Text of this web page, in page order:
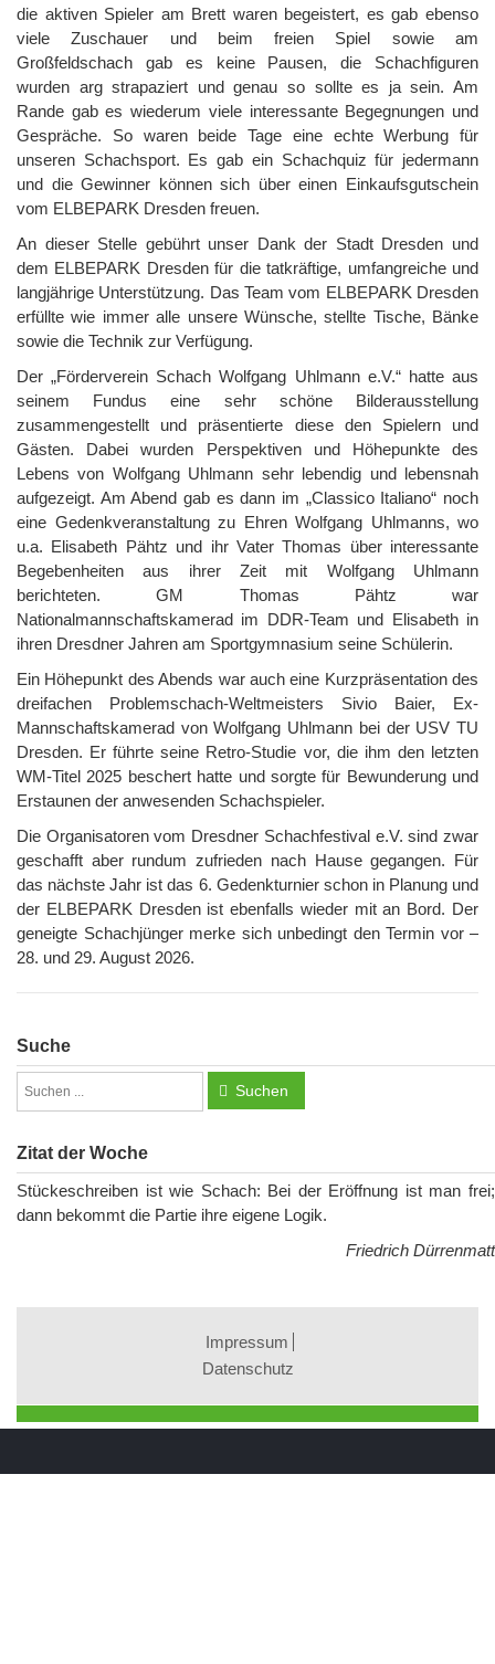
die aktiven Spieler am Brett waren begeistert, es gab ebenso
viele Zuschauer und beim freien Spiel sowie am
Großfeldschach gab es keine Pausen, die Schachfiguren
wurden arg strapaziert und genau so sollte es ja sein. Am
Rande gab es wiederum viele interessante Begegnungen und
Gespräche. So waren beide Tage eine echte Werbung für
unseren Schachsport. Es gab ein Schachquiz für jedermann
und die Gewinner können sich über einen Einkaufsgutschein
vom ELBEPARK Dresden freuen.
An dieser Stelle gebührt unser Dank der Stadt Dresden und
dem ELBEPARK Dresden für die tatkräftige, umfangreiche und
langjährige Unterstützung. Das Team vom ELBEPARK Dresden
erfüllte wie immer alle unsere Wünsche, stellte Tische, Bänke
sowie die Technik zur Verfügung.
Der „Förderverein Schach Wolfgang Uhlmann e.V.“ hatte aus
seinem Fundus eine sehr schöne Bilderausstellung
zusammengestellt und präsentierte diese den Spielern und
Gästen. Dabei wurden Perspektiven und Höhepunkte des
Lebens von Wolfgang Uhlmann sehr lebendig und lebensnah
aufgezeigt. Am Abend gab es dann im „Classico Italiano“ noch
eine Gedenkveranstaltung zu Ehren Wolfgang Uhlmanns, wo
u.a. Elisabeth Pähtz und ihr Vater Thomas über interessante
Begebenheiten aus ihrer Zeit mit Wolfgang Uhlmann
berichteten. GM Thomas Pähtz war
Nationalmannschaftskamerad im DDR-Team und Elisabeth in
ihren Dresdner Jahren am Sportgymnasium seine Schülerin.
Ein Höhepunkt des Abends war auch eine Kurzpräsentation des
dreifachen Problemschach-Weltmeisters Sivio Baier, Ex-
Mannschaftskamerad von Wolfgang Uhlmann bei der USV TU
Dresden. Er führte seine Retro-Studie vor, die ihm den letzten
WM-Titel 2025 beschert hatte und sorgte für Bewunderung und
Erstaunen der anwesenden Schachspieler.
Die Organisatoren vom Dresdner Schachfestival e.V. sind zwar
geschafft aber rundum zufrieden nach Hause gegangen. Für
das nächste Jahr ist das 6. Gedenkturnier schon in Planung und
der ELBEPARK Dresden ist ebenfalls wieder mit an Bord. Der
geneigte Schachjünger merke sich unbedingt den Termin vor –
28. und 29. August 2026.
Suche
Suchen
Zitat der Woche
Stückeschreiben ist wie Schach: Bei der Eröffnung ist man frei;
dann bekommt die Partie ihre eigene Logik.
Friedrich Dürrenmatt
Impressum
Datenschutz